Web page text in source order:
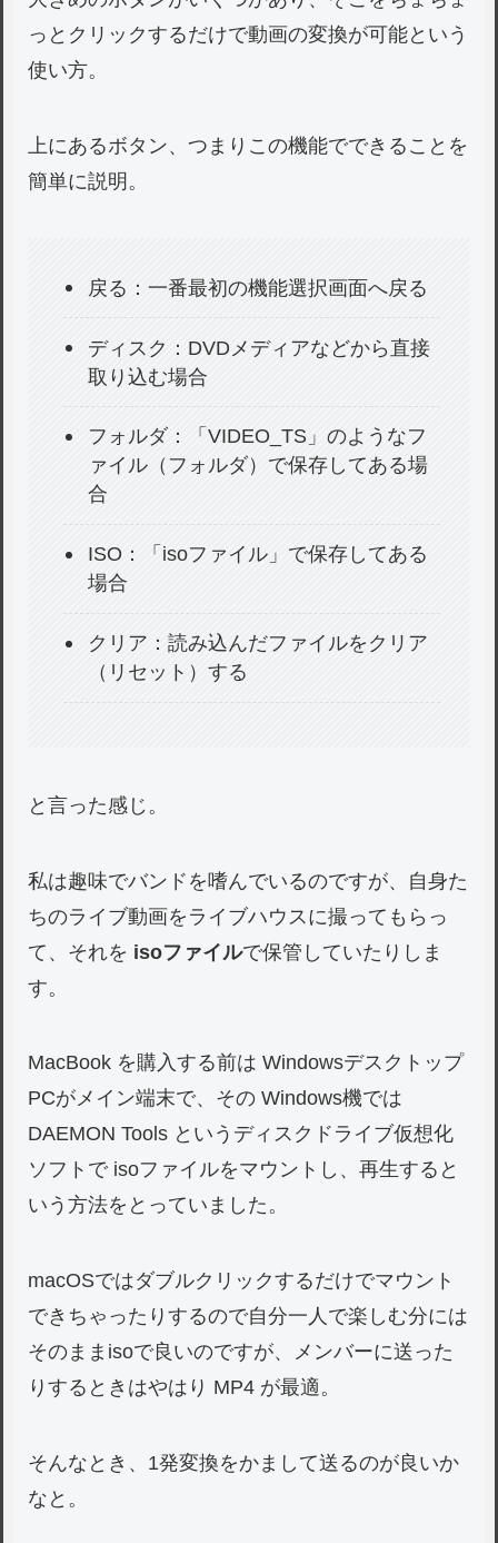
っとクリックするだけで動画の変換が可能という
使い方。
上にあるボタン、つまりこの機能でできることを
簡単に説明。
戻る：一番最初の機能選択画面へ戻る
ディスク：DVDメディアなどから直接
取り込む場合
フォルダ：「VIDEO_TS」のようなフ
ァイル（フォルダ）で保存してある場
合
ISO：「isoファイル」で保存してある
場合
クリア：読み込んだファイルをクリア
（リセット）する
と言った感じ。
私は趣味でバンドを嗜んでいるのですが、自身た
ちのライブ動画をライブハウスに撮ってもらっ
て、それを isoファイルで保管していたりしま
す。
MacBook を購入する前は Windowsデスクトップ
PCがメイン端末で、その Windows機では
DAEMON Tools というディスクドライブ仮想化
ソフトで isoファイルをマウントし、再生すると
いう方法をとっていました。
macOSではダブルクリックするだけでマウント
できちゃったりするので自分一人で楽しむ分には
そのままisoで良いのですが、メンバーに送った
りするときはやはり MP4 が最適。
そんなとき、1発変換をかまして送るのが良いか
なと。